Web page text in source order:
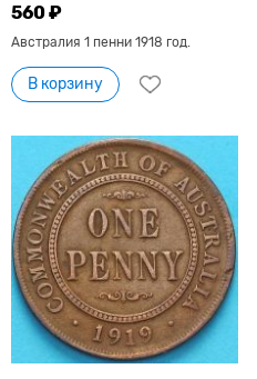
560 ₽
Австралия 1 пенни 1918 год.
В корзину